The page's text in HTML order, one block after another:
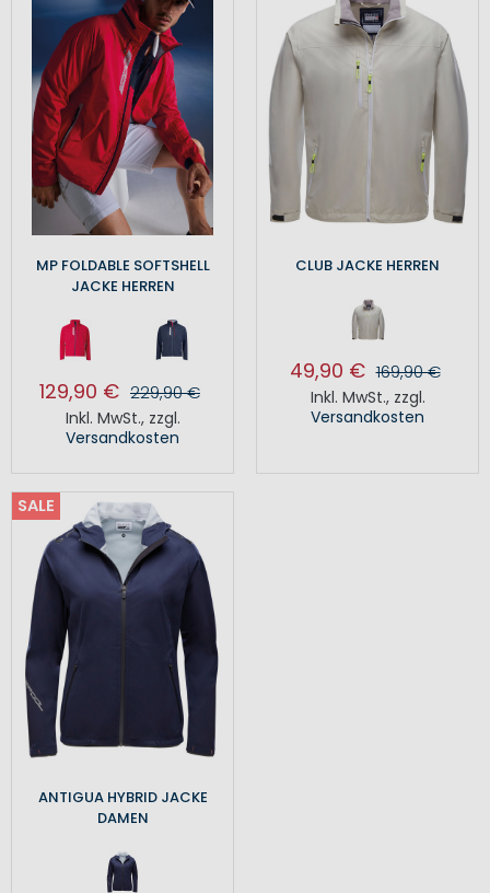
MP FOLDABLE SOFTSHELL
JACKE HERREN
129,90 € 229,90 €
Inkl. MwSt., zzgl.
Versandkosten
CLUB JACKE HERREN
49,90 € 169,90 €
Inkl. MwSt., zzgl.
Versandkosten
SALE
ANTIGUA HYBRID JACKE
DAMEN